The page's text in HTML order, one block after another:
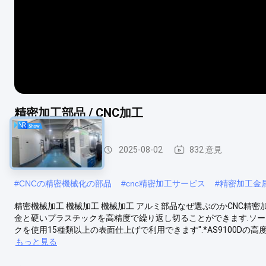
精密加工部品 / CNC加工
CNCの精密機械化 2025-08-02 832 意見
#CNCの精密機械化の部品 #cnc精密加工サービス #精密加工金
精密機械加工 機械加工 機械加工 アルミ部品なぜ選ぶのかCNC精
金と硬いプラスチックを高精度で繰り返し切ることができます.ソ
クを使用15種類以上の表面仕上げで利用できます".*AS9100Dの高
もっと見る